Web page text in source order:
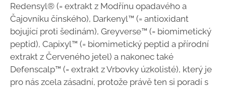
Redensyl® (= extrakt z Modřínu opadavého a
Čajovníku čínského), Darkenyl™ (= antioxidant
bojující proti šedinám), Greyverse™ (= biomimetický
peptid), Capixyl™ (= biomimetický peptid a přírodní
extrakt z Červeného jetel) a nakonec také
Defenscalp™ (= extrakt z Vrbovky úzkolisté), který je
pro nás zcela zásadní, protože právě ten si poradí s